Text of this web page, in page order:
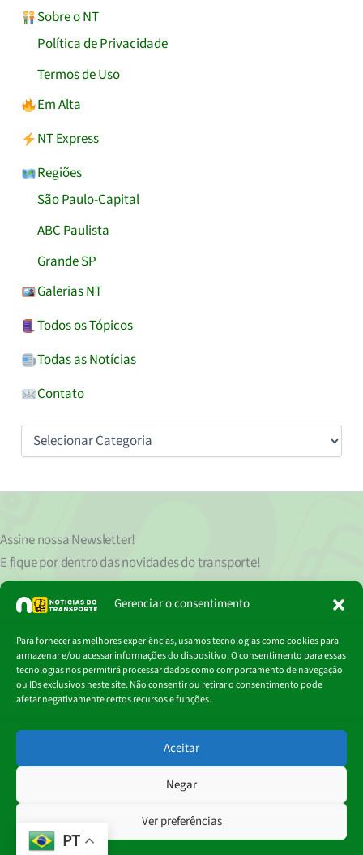
Gerenciar o consentimento
Para fornecer as melhores experiências, usamos tecnologias como cookies para
armazenar e/ou acessar informações do dispositivo. O consentimento para essas
tecnologias nos permitirá processar dados como comportamento de navegação
ou IDs exclusivos neste site. Não consentir ou retirar o consentimento pode
afetar negativamente certos recursos e funções.
Aceitar
Negar
Ver preferências
Sobre o NT
Política de Privacidade
Termos de Uso
Em Alta
NT Express
Regiões
São Paulo-Capital
ABC Paulista
Grande SP
Galerias NT
Todos os Tópicos
Todas as Notícias
Contato
Assine nossaNewsletter!
E fique por dentro das novidades do transporte!
Seu endereço de e-mail
clicando aqui.
Digite
mail…
Assinar
© 2018 - 2026
Portal Notícias do Transporte
PT